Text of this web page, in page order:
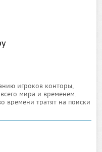
игроков конторы,
мира и временем.
времени тратят на поиски